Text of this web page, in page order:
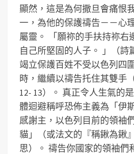
顯然，這是為何撒旦會痛恨
一，為他的保護禱告－－心
屬靈。
「願祢的手扶持祢
自己所堅固的人子。 」（詩
竭立保護百姓不受以色列四
時，繼續以禱告托住其雙手
12- 13）。 真正令人生氣的
體迴避稱呼恐佈主義為「伊
感謝主，以色列目前的領袖
貓」（或法文的『稱鍬為鍬
思）。 禱告你國家的領袖們